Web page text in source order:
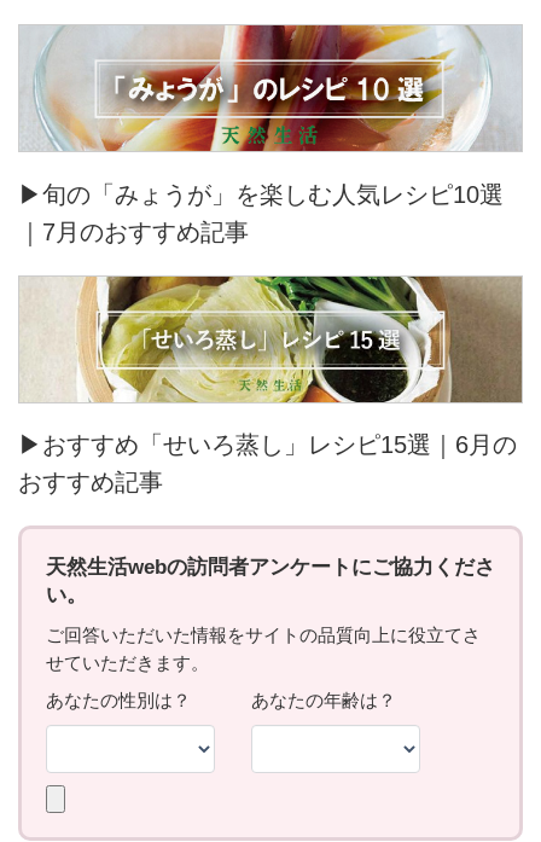
▶旬の「みょうが」を楽しむ人気レシピ10選
｜7月のおすすめ記事
▶おすすめ「せいろ蒸し」レシピ15選｜6月の
おすすめ記事